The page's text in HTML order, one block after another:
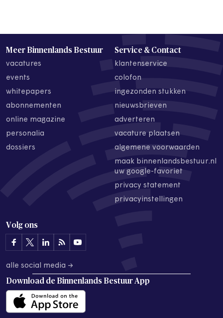
Meer Binnenlands Bestuur
vacatures
events
whitepapers
abonnementen
online magazine
personalia
dossiers
Service & Contact
klantenservice
colofon
ingezonden stukken
nieuwsbrieven
adverteren
vacature plaatsen
algemene voorwaarden
maak binnenlandsbestuur.nl
uw google-favoriet
privacy statement
privacyinstellingen
Volg ons
alle social media →
Download de Binnenlands Bestuur App